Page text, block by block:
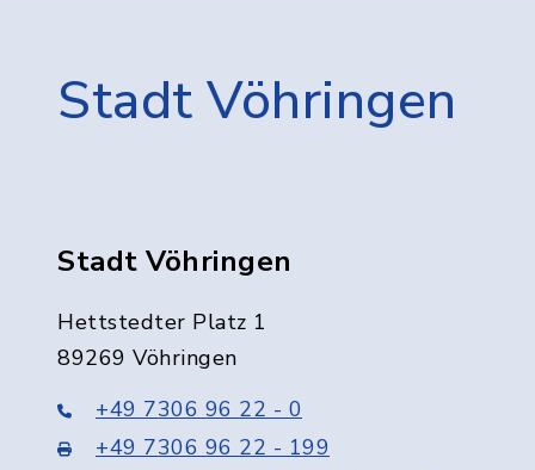
Stadt Vöhringen
Stadt Vöhringen
Hettstedter Platz 1
89269 Vöhringen
+49 7306 96 22 - 0
+49 7306 96 22 - 199